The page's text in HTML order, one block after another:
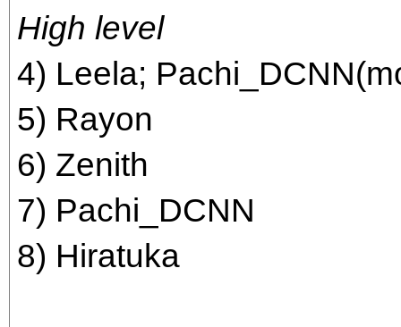
High level
4) Leela;
5) Rayon
6) Zenith
7) Pachi_DCNN
8) Hiratuka